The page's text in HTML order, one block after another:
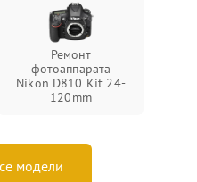
Ремонт
фотоаппарата
Nikon D810 Kit 24-
120mm
модели